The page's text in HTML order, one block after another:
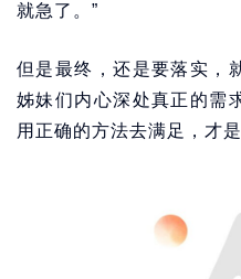
就急了。”
但是最终，还是要落实，
姊妹们内心深处真正的需
用正确的方法去满足，才